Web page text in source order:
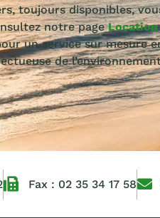
toujours disponibles,
notre page
un service sur mesure
de
Fax : 02 35 34 17 58